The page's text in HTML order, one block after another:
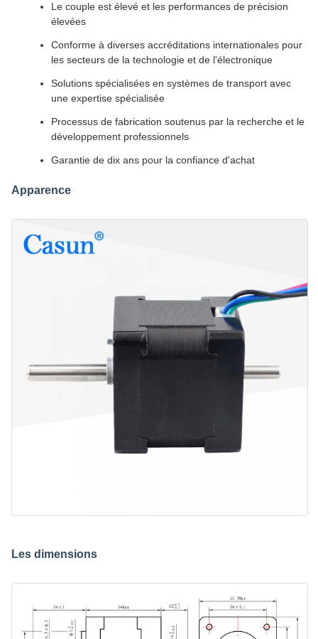
Le couple est élevé et les performances de précision
élevées
Conforme à diverses accréditations internationales pour
les secteurs de la technologie et de l'électronique
Solutions spécialisées en systèmes de transport avec
une expertise spécialisée
Processus de fabrication soutenus par la recherche et le
développement professionnels
Garantie de dix ans pour la confiance d'achat
Apparence
Les dimensions